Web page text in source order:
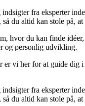
fra eksperter
du altid kan stole på, at
du kan finde
og personlig udvikling.
vi her for at guide
fra eksperter
du altid kan stole på, at